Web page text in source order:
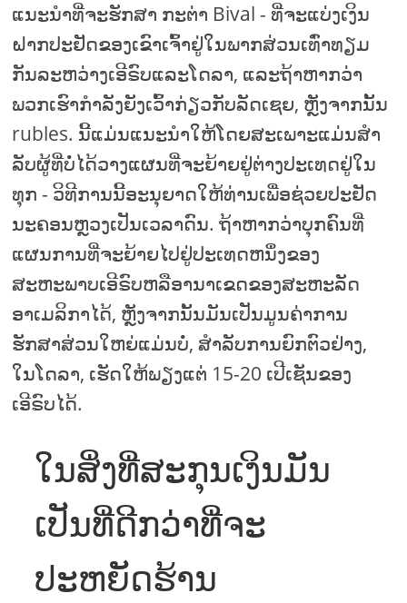
ແນະນໍາທີ່ຈະຮັກສາ ກະຕ່າ Bival - ທີ່ຈະແບ່ງເງິນ
ຝາກປະຢັດຂອງເຂົາເຈົ້າຢູ່ໃນພາກສ່ວນເທົ່າທຽມ
ກັນລະຫວ່າງເອີຣົບແລະໂດລາ, ແລະຖ້າຫາກວ່າ
ພວກເຮົາກໍາລັງຍັງເວົ້າກ່ຽວກັບລັດເຊຍ, ຫຼັງຈາກນັ້ນ
rubles. ນີ້ແມ່ນແນະນໍາໃຫ້ໂດຍສະເພາະແມ່ນສໍາ
ລັບຜູ້ທີ່ບໍ່ໄດ້ວາງແຜນທີ່ຈະຍ້າຍຢູ່ຕ່າງປະເທດຢູ່ໃນ
ທຸກ - ວິທີການນີ້ອະນຸຍາດໃຫ້ທ່ານເພື່ອຊ່ວຍປະຢັດ
ນະຄອນຫຼວງເປັນເວລາດົນ. ຖ້າຫາກວ່າບຸກຄົນທີ່
ແຜນການທີ່ຈະຍ້າຍໄປຢູ່ປະເທດຫນຶ່ງຂອງ
ສະຫະພາບເອີຣົບຫລືອານາເຂດຂອງສະຫະລັດ
ອາເມລິກາໄດ້, ຫຼັງຈາກນັ້ນມັນເປັນມູນຄ່າການ
ຮັກສາສ່ວນໃຫຍ່ແມ່ນບໍ່, ສໍາລັບການຍົກຕົວຢ່າງ,
ໃນໂດລາ, ເຮັດໃຫ້ພຽງແຕ່ 15-20 ເປີເຊັນຂອງ
ເອີຣົບໄດ້.
ໃນສິ່ງທີ່ສະກຸນເງິນມັນ
ເປັນທີ່ດີກວ່າທີ່ຈະ
ປະຫຍັດຮ້ານ